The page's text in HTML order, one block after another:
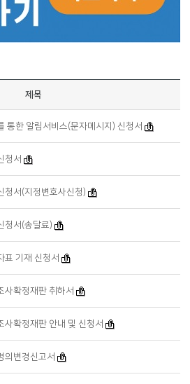
제목
통한 알림서비스(문자메시지) 신청서
청서
청서(지정변호사신청)
청서(송달료)
표 기재 신청서
사확정재판 취하서
확정재판 안내 및 신청서
의변경신고서